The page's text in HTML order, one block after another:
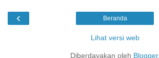
‹ Beranda
Lihat versi web
Diberdayakan oleh Blogger.